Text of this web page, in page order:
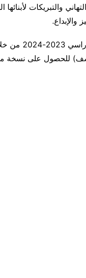
الأسرية
الرياضي
والتقانة
والتبريكات
يمكنكم
للحصول على نسخة